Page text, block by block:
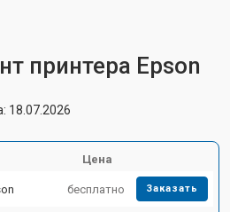
принтера Epson
18.07.2026
Цена
бесплатно Заказать